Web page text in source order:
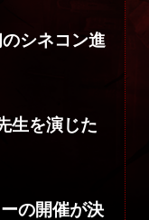
シネコン進
生を演じた
の開催が決